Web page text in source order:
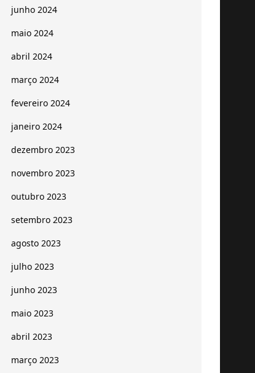
junho 2024
maio 2024
abril 2024
março 2024
fevereiro 2024
janeiro 2024
dezembro 2023
novembro 2023
outubro 2023
setembro 2023
agosto 2023
julho 2023
junho 2023
maio 2023
abril 2023
março 2023